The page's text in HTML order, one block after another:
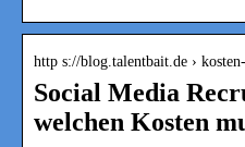
http s://blog.talentbait.de ›
Social Media
welchen Kosten